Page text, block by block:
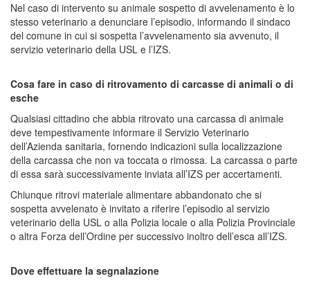
Nel caso di intervento su animale sospetto di avvelenamento è lo
stesso veterinario a denunciare l’episodio, informando il sindaco
del comune in cui si sospetta l’avvelenamento sia avvenuto, il
servizio veterinario della USL e l’IZS.
Cosa fare in caso di ritrovamento di carcasse di animali o di
esche
Qualsiasi cittadino che abbia ritrovato una carcassa di animale
deve tempestivamente informare il Servizio Veterinario
dell’Azienda sanitaria, fornendo indicazioni sulla localizzazione
della carcassa che non va toccata o rimossa. La carcassa o parte
di essa sarà successivamente inviata all’IZS per accertamenti.
Chiunque ritrovi materiale alimentare abbandonato che si
sospetta avvelenato è invitato a riferire l’episodio al servizio
veterinario della USL o alla Polizia locale o alla Polizia Provinciale
o altra Forza dell’Ordine per successivo inoltro dell’esca all’IZS.
Dove effettuare la segnalazione